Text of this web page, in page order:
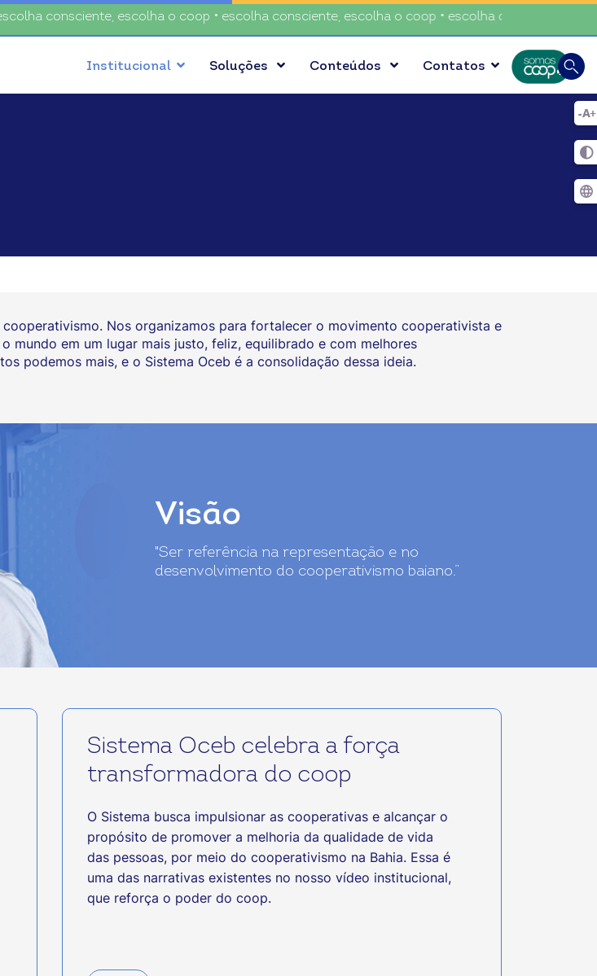
escolha o coop • escolha consciente, escolha o coop • escolha consciente, escolha o
Busca
Institucional Soluções Conteúdos Contatos
Nos organizamos para fortalecer o movimento cooperativista e
em um lugar mais justo, feliz, equilibrado e com melhores
podemos mais, e o Sistema Oceb é a consolidação dessa ideia.
Visão
"Ser referência na representação e no
desenvolvimento do cooperativismo baiano.”
Sistema Oceb celebra a força
transformadora do coop
O Sistema busca impulsionar as cooperativas e alcançar o
propósito de promover a melhoria da qualidade de vida
das pessoas, por meio do cooperativismo na Bahia. Essa é
uma das narrativas existentes no nosso vídeo institucional,
que reforça o poder do coop.